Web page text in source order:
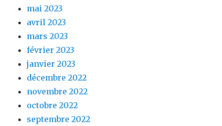
mai 2023
avril 2023
mars 2023
février 2023
janvier 2023
décembre 2022
novembre 2022
octobre 2022
septembre 2022